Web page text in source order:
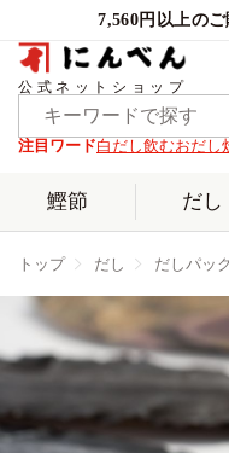
7,560円以上の
公式ネットショップ
注目ワード白だし飲むおだし
鰹節 だし
トップ だし だしパック